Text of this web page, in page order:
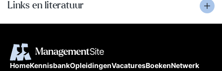
Links en literatuur
HomeKennisbankOpleidingenVacaturesBoekenNetwerk